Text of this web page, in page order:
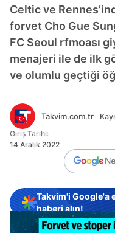
Celtic ve
forvet Cho Gue
FC Seoul rfmoası
menajeri ile de ilk
ve olumlu geçtiği
Takvim.com.tr
Giriş Tarihi:
14 Aralık 2022
Takvim'i Google'a
haberi alın!